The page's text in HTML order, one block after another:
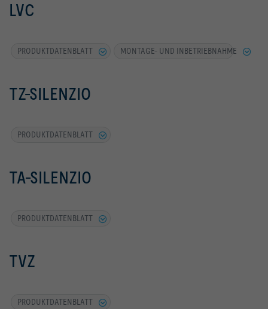
LVC
PRODUKTDATENBLATT MONTAGE- UND INBETRIEBNAHME
TZ-SILENZIO
PRODUKTDATENBLATT
TA-SILENZIO
PRODUKTDATENBLATT
TVZ
PRODUKTDATENBLATT